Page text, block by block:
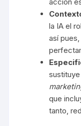
la IA el
así
que
tanto,